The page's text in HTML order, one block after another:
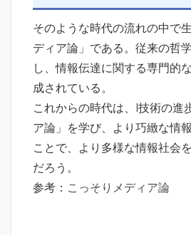
そのような時代の流れの中で
ディア論」である。従来の哲
し、情報伝達に関する専門的
成されている。
これからの時代は、I技術の進
ア論」を学び、より巧緻な情
ことで、より多様な情報社会
だろう。
参考： こっそりメディア論